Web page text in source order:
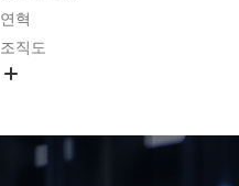
연혁
조직도
연구원 고객헌장